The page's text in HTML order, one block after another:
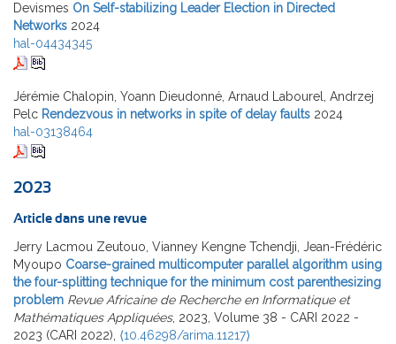
Devismes On Self-stabilizing Leader Election in Directed
Networks 2024
hal-04434345
Jérémie Chalopin, Yoann Dieudonné, Arnaud Labourel, Andrzej
Pelc Rendezvous in networks in spite of delay faults 2024
hal-03138464
2023
Article dans une revue
Jerry Lacmou Zeutouo, Vianney Kengne Tchendji, Jean-Frédéric
Myoupo Coarse-grained multicomputer parallel algorithm using
the four-splitting technique for the minimum cost parenthesizing
problem Revue Africaine de Recherche en Informatique et
Mathématiques Appliquées, 2023, Volume 38 - CARI 2022 -
2023 (CARI 2022), ⟨10.46298/arima.11217⟩